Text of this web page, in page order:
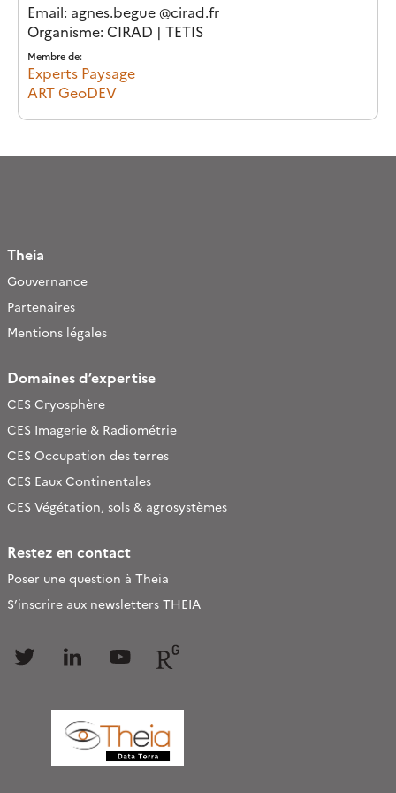
Email: agnes.begue@cirad.fr
Organisme: CIRAD | TETIS
Membre de:
Experts Paysage
ART GeoDEV
Theia
Gouvernance
Partenaires
Mentions légales
Domaines d’expertise
CES Cryosphère
CES Imagerie & Radiométrie
CES Occupation des terres
CES Eaux Continentales
CES Végétation, sols & agrosystèmes
Restez en contact
Poser une question à Theia
S’inscrire aux newsletters THEIA
Follow Follow